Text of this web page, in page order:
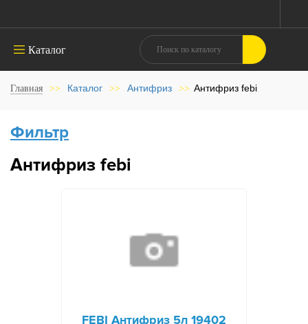
Каталог
Главная >> Каталог >> Антифриз >> Антифриз febi
Фильтр
Антифриз febi
FEBI Антифриз 5л 19402